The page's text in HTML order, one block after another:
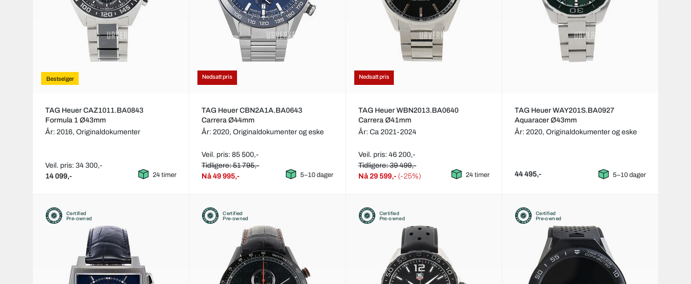
Bestselger
TAG Heuer CAZ1011.BA0843
Formula 1 Ø43mm
År: 2016, Originaldokumenter
Veil. pris: 34 300,-
14 099,- 24 timer
Nedsatt pris
TAG Heuer CBN2A1A.BA0643
Carrera Ø44mm
År: 2020,Originaldokumenter og eske
Veil. pris: 85 500,-
Tidligere: 51 795,-
Nå49 995,- 5–10 dager
Nedsatt pris
TAG Heuer WBN2013.BA0640
Carrera Ø41mm
År: Ca 2021-2024
Veil. pris: 46 200,-
Tidligere: 39 499,-
Nå29 599,- (-25%) 24 timer
TAG Heuer WAY201S.BA0927
Aquaracer Ø43mm
År: 2020, Originaldokumenter og eske
44 495,- 5–10 dager
Certified
Pre-owned
Certified
Pre-owned
Certified
Pre-owned
Certified
Pre-owned